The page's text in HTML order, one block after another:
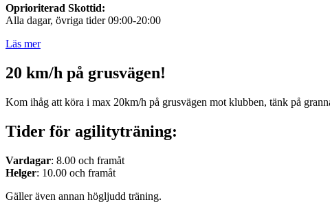
Oprioriterad Skottid:
Alla dagar, övriga tider 09:00-20:00
Läs mer
20 km/h på grusvägen!
Kom ihåg att köra i max 20km/h på grusvägen mot klubben, tänk på
Tider för agilityträning:
Vardagar: 8.00 och framåt
Helger: 10.00 och framåt
Gäller även annan högljudd träning.